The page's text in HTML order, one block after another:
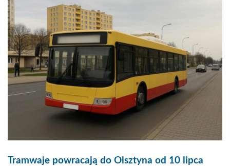
Tramwaje powracają do Olsztyna od 10 lipca